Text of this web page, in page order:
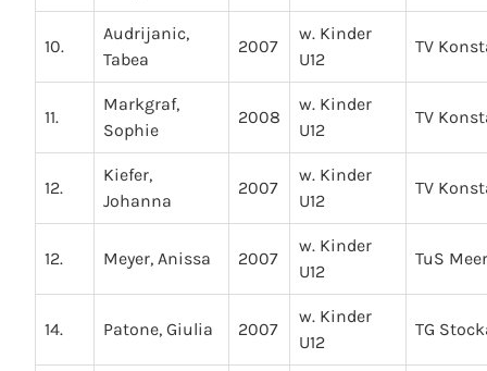
10.
Audrijanic,
Tabea
2007
w. Kinder
U12
TV
11.
Markgraf,
Sophie
2008
w. Kinder
U12
TV
12.
Kiefer,
Johanna
2007
w. Kinder
U12
TV
12. Meyer, Anissa 2007
w. Kinder
U12
TuS
14. Patone, Giulia 2007
w. Kinder
U12
TG